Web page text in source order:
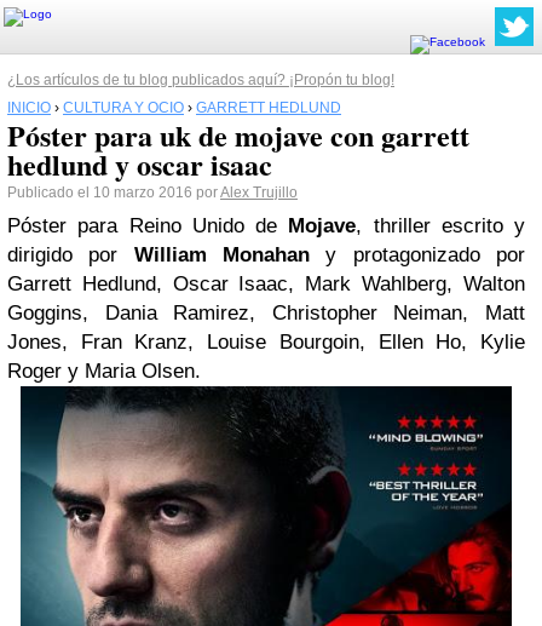
¿Los artículos de tu blog publicados aquí? ¡Propón tu blog!
INICIO › CULTURA Y OCIO › GARRETT HEDLUND
Póster para uk de mojave con garrett
hedlund y oscar isaac
Publicado el 10 marzo 2016 porAlex Trujillo
Póster para Reino Unido de Mojave, thriller escrito y
dirigido por William Monahan y protagonizado por
Garrett Hedlund, Oscar Isaac, Mark Wahlberg, Walton
Goggins, Dania Ramirez, Christopher Neiman, Matt
Jones, Fran Kranz, Louise Bourgoin, Ellen Ho, Kylie
Roger y Maria Olsen.